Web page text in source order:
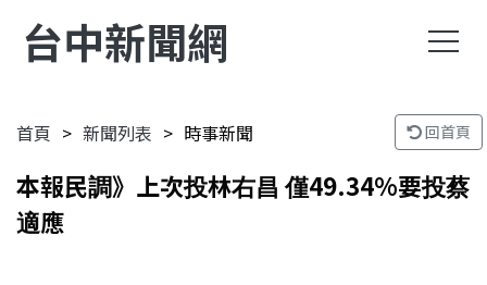
台中新聞網
首頁 新聞列表 時事新聞 回首頁
本報民調》上次投林右昌 僅49.34%要投蔡
適應